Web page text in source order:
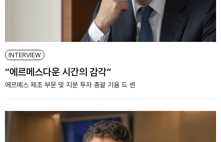
INTERVIEW
“에르메스다운 시간의 감각”
에르메스 제조 부문 및 지분 투자 총괄 기욤 드 센